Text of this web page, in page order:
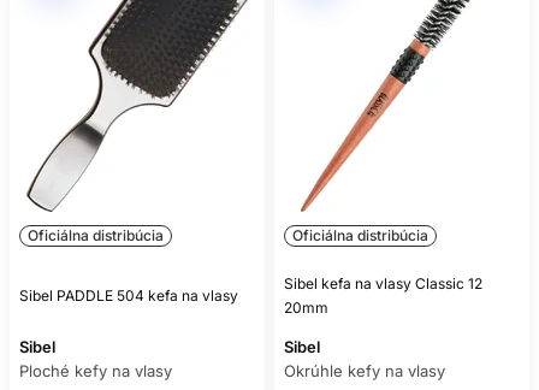
Oficiálna distribúcia
Sibel PADDLE 504 kefa na vlasy
Sibel
Ploché kefy na vlasy
Oficiálna distribúcia
Sibel kefa na vlasy Classic 12
20mm
Sibel
Okrúhle kefy na vlasy